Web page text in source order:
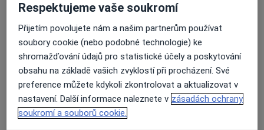
Přiblížit mapuse otevře v nové záložce
Dostupnost
Na této adrese online kalendář není aktivní
Co mám v takové situaci udělat?
Způsoby platby (soukromé návštěvy)
Respektujeme vaše soukromí
Přijetím povolujete nám a našim partnerům používat
soubory cookie (nebo podobné technologie) ke
shromažďování údajů pro statistické účely a poskytování
obsahu na základě vašich zvyklostí při procházení. Své
preference můžete kdykoli zkontrolovat a aktualizovat v
nastavení. Další informace naleznete v zásadách ochrany
soukromí a souborů cookie.